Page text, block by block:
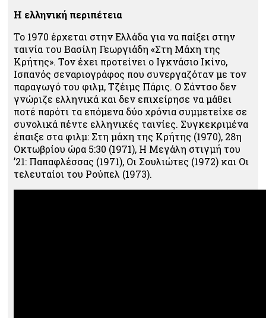
Η ελληνική περιπέτεια
Το 1970 έρχεται στην Ελλάδα για να παίξει στην
ταινία του Βασίλη Γεωργιάδη «Στη Μάχη της
Κρήτης». Τον έχει προτείνει ο Ιγκνάσιο Ικίνο,
Ισπανός σεναριογράφος που συνεργαζόταν με τον
παραγωγό του φιλμ, Τζέιμς Πάρις. Ο Σάντσο δεν
γνώριζε ελληνικά και δεν επιχείρησε να μάθει
ποτέ παρότι τα επόμενα δύο χρόνια συμμετείχε σε
συνολικά πέντε ελληνικές ταινίες. Συγκεκριμένα
έπαιξε στα φιλμ: Στη μάχη της Κρήτης (1970), 28η
Οκτωβρίου ώρα 5:30 (1971), Η Μεγάλη στιγμή του
’21: Παπαφλέσσας (1971), Οι Σουλιώτες (1972) και Οι
τελευταίοι του Ρούπελ (1973).